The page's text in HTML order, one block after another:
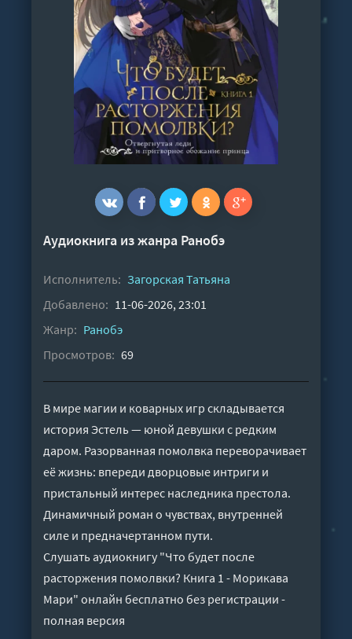
Аудиокнига из жанра Ранобэ
Исполнитель: Загорская Татьяна
Добавлено: 11-06-2026, 23:01
Жанр: Ранобэ
Просмотров: 69
В мире магии и коварных игр складывается
история Эстель — юной девушки с редким
даром. Разорванная помолвка переворачивает
её жизнь: впереди дворцовые интриги и
пристальный интерес наследника престола.
Динамичный роман о чувствах, внутренней
силе и предначертанном пути.
Слушать аудиокнигу "Что будет после
расторжения помолвки? Книга 1 - Морикава
Мари" онлайн бесплатно без регистрации -
полная версия